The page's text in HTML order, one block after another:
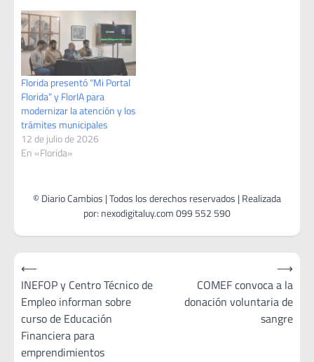
Florida presentó “Mi Portal
Florida” y FlorIA para
modernizar la atención y los
trámites municipales
12 de julio de 2026
En «Florida»
Navegación
de
entradas
⟵
INEFOP y Centro Técnico de
Empleo informan sobre
curso de Educación
Financiera para
emprendimientos
COMEF convoca a la
donación voluntaria de
sangre
⟶